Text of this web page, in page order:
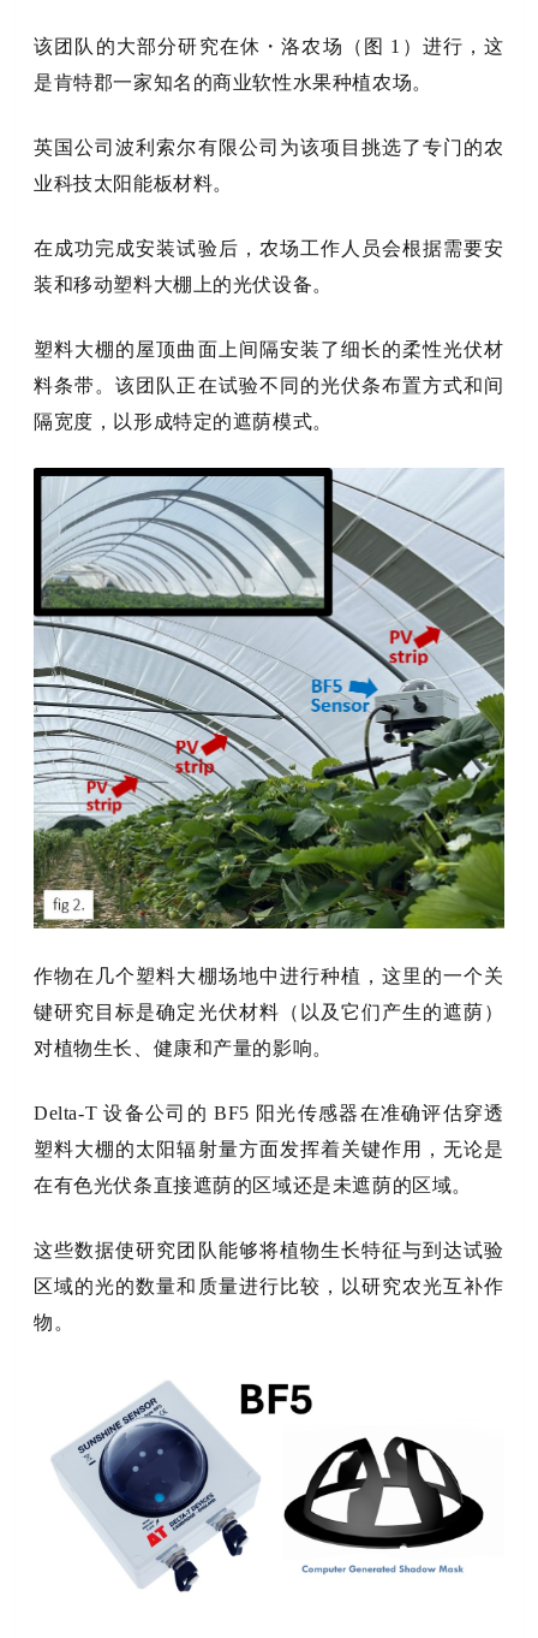
该团队的大部分研究在休・洛农场（图 1）进行，这
是肯特郡一家知名的商业软性水果种植农场。
英国公司波利索尔有限公司为该项目挑选了专门的农
业科技太阳能板材料。
在成功完成安装试验后，农场工作人员会根据需要安
装和移动塑料大棚上的光伏设备。
塑料大棚的屋顶曲面上间隔安装了细长的柔性光伏材
料条带。该团队正在试验不同的光伏条布置方式和间
隔宽度，以形成特定的遮荫模式。
作物在几个塑料大棚场地中进行种植，这里的一个关
键研究目标是确定光伏材料（以及它们产生的遮荫）
对植物生长、健康和产量的影响。
Delta-T 设备公司的 BF5 阳光传感器在准确评估穿透
塑料大棚的太阳辐射量方面发挥着关键作用，无论是
在有色光伏条直接遮荫的区域还是未遮荫的区域。
这些数据使研究团队能够将植物生长特征与到达试验
区域的光的数量和质量进行比较，以研究农光互补作
物。